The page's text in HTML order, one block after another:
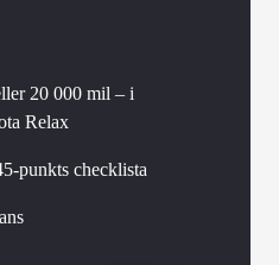
20 000 mil – i
Relax
punkts checklista